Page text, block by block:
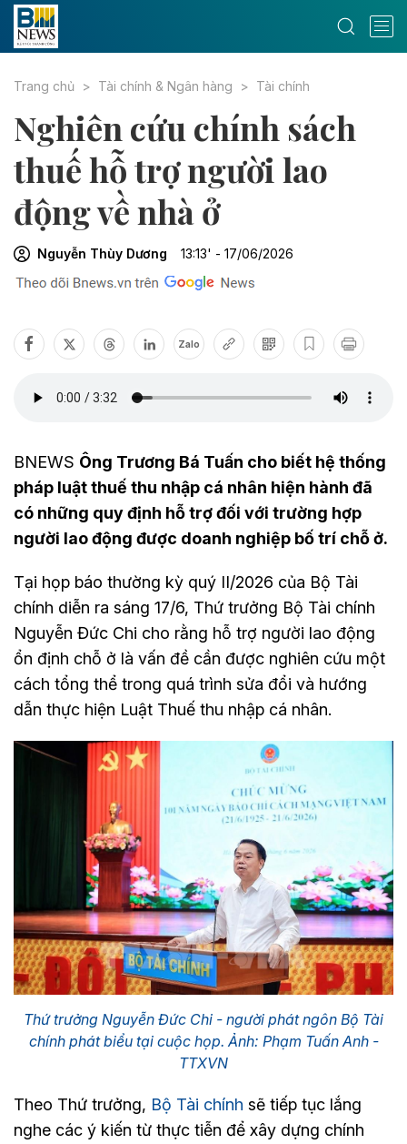
Trang chủ Tài chính & Ngân hàng Tài chính
Nghiên cứu chính sách
thuế hỗ trợ người lao
động về nhà ở
Nguyễn Thùy Dương 13:13' - 17/06/2026
Zalo
BNEWS Ông Trương Bá Tuấn cho biết hệ thống
pháp luật thuế thu nhập cá nhân hiện hành đã
có những quy định hỗ trợ đối với trường hợp
người lao động được doanh nghiệp bố trí chỗ ở.
Tại họp báo thường kỳ quý II/2026 của Bộ Tài
chính diễn ra sáng 17/6, Thứ trưởng Bộ Tài chính
Nguyễn Đức Chi cho rằng hỗ trợ người lao động
ổn định chỗ ở là vấn đề cần được nghiên cứu một
cách tổng thể trong quá trình sửa đổi và hướng
dẫn thực hiện Luật Thuế thu nhập cá nhân.
Thứ trưởng Nguyễn Đức Chi - người phát ngôn Bộ Tài
chính phát biểu tại cuộc họp. Ảnh: Phạm Tuấn Anh -
TTXVN
Theo Thứ trưởng, Bộ Tài chính sẽ tiếp tục lắng
nghe các ý kiến từ thực tiễn để xây dựng chính